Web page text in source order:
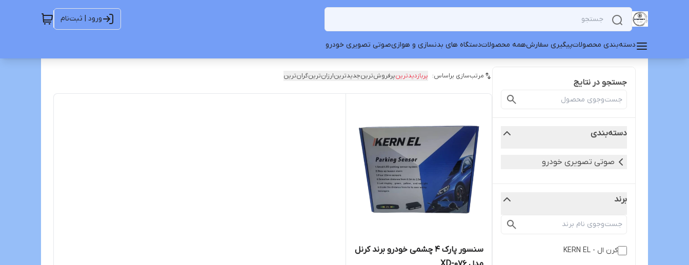
ورود | ثبت‌نام
دسته‌بندی محصولاتپیگیری سفارشهمه محصولاتدستگاه های بدنسازی و هوازیصوتی تصویری خودرو
جستجو در نتایج
دسته‌بندی
صوتی تصویری خودرو
برند
کرن ال - KERN EL
مرتب‌سازی براساس: پربازدیدترینپرفروش‌ترینجدیدترینارزان‌ترینگران‌ترین
سنسور پارک ۴ چشمی خودرو برند کرنل